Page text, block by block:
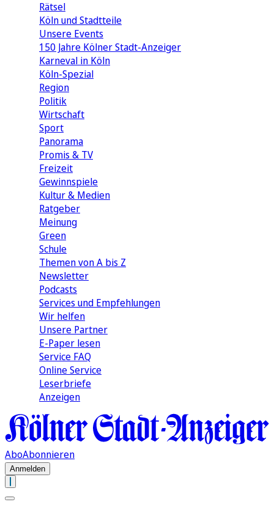
Rätsel
Köln und Stadtteile
Unsere Events
150 Jahre Kölner Stadt-Anzeiger
Karneval in Köln
Köln-Spezial
Region
Politik
Wirtschaft
Sport
Panorama
Promis & TV
Freizeit
Gewinnspiele
Kultur & Medien
Ratgeber
Meinung
Green
Schule
Themen von A bis Z
Newsletter
Podcasts
Services und Empfehlungen
Wir helfen
Unsere Partner
E-Paper lesen
Service FAQ
Online Service
Leserbriefe
Anzeigen
AboAbonnieren
Anmelden